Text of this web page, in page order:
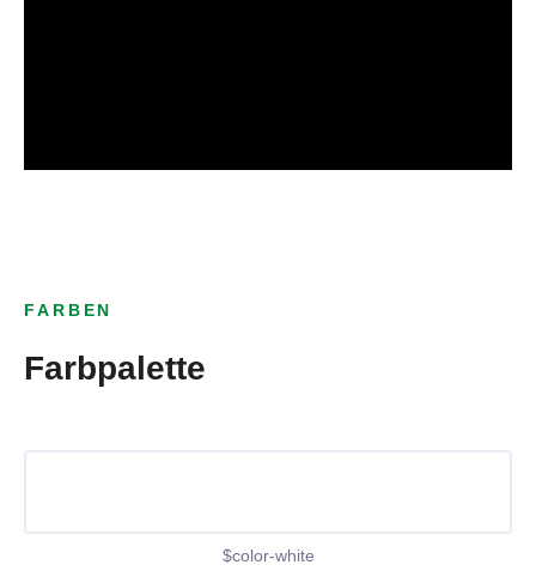
FARBEN
Farbpalette
$color-white